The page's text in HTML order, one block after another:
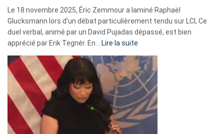
fake
news
»
Le 18 novembre 2025, Éric Zemmour a laminé Raphaël
Glucksmann lors d’un débat particulièrement tendu sur LCI, Ce
duel verbal, animé par un David Pujadas dépassé, est bien
apprécié par Erik Tegnér. En… Lire la suite
Tegnér
exulte
« Zemmour
a
tout